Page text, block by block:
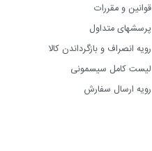
قوانین و مقررات
پرسشهای متداول
رویه انصراف و بازگرداندن کالا
لیست کامل سیسمونی
رویه ارسال سفارش